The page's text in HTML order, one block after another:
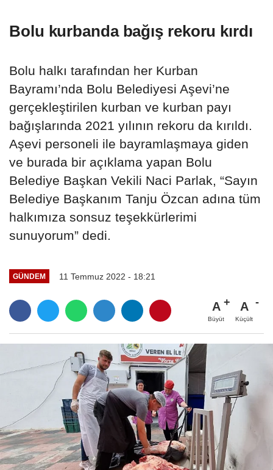
Bolu kurbanda bağış rekoru kırdı
Bolu halkı tarafından her Kurban
Bayramı’nda Bolu Belediyesi Aşevi’ne
gerçekleştirilen kurban ve kurban payı
bağışlarında 2021 yılının rekoru da kırıldı.
Aşevi personeli ile bayramlaşmaya giden
ve burada bir açıklama yapan Bolu
Belediye Başkan Vekili Naci Parlak, “Sayın
Belediye Başkanım Tanju Özcan adına tüm
halkımıza sonsuz teşekkürlerimi
sunuyorum” dedi.
GÜNDEM 11 Temmuz 2022 - 18:21
A
Büyüt
A
Küçült